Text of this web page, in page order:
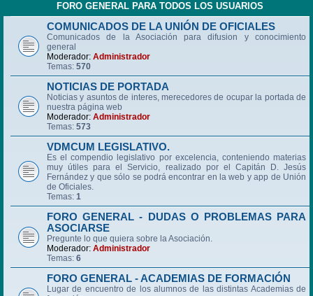
c
FORO GENERAL PARA TODOS LOS USUARIOS
COMUNICADOS DE LA UNIÓN DE OFICIALES
Comunicados de la Asociación para difusion y conocimiento
general
Moderador: Administrador
Temas: 570
NOTICIAS DE PORTADA
Noticias y asuntos de interes, merecedores de ocupar la portada de
nuestra página web
Moderador: Administrador
Temas: 573
VDMCUM LEGISLATIVO.
Es el compendio legislativo por excelencia, conteniendo materias
muy útiles para el Servicio, realizado por el Capitán D. Jesús
Fernández y que sólo se podrá encontrar en la web y app de Unión
de Oficiales.
Temas: 1
FORO GENERAL - DUDAS O PROBLEMAS PARA
ASOCIARSE
Pregunte lo que quiera sobre la Asociación.
Moderador: Administrador
Temas: 6
FORO GENERAL - ACADEMIAS DE FORMACIÓN
Lugar de encuentro de los alumnos de las distintas Academias de